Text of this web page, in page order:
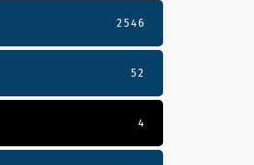
2546
52
4